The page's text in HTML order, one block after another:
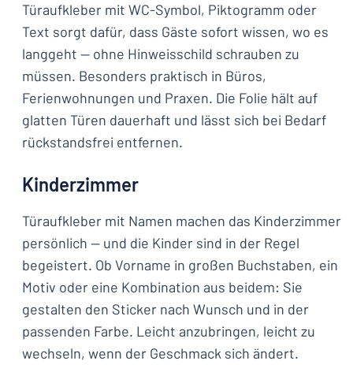
Türaufkleber mit WC-Symbol, Piktogramm oder
Text sorgt dafür, dass Gäste sofort wissen, wo es
langgeht — ohne Hinweisschild schrauben zu
müssen. Besonders praktisch in Büros,
Ferienwohnungen und Praxen. Die Folie hält auf
glatten Türen dauerhaft und lässt sich bei Bedarf
rückstandsfrei entfernen.
Kinderzimmer
Türaufkleber mit Namen machen das Kinderzimmer
persönlich — und die Kinder sind in der Regel
begeistert. Ob Vorname in großen Buchstaben, ein
Motiv oder eine Kombination aus beidem: Sie
gestalten den Sticker nach Wunsch und in der
passenden Farbe. Leicht anzubringen, leicht zu
wechseln, wenn der Geschmack sich ändert.